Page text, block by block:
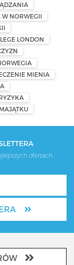
W NORWEGII
LONDON
MIENIA
ofertach.